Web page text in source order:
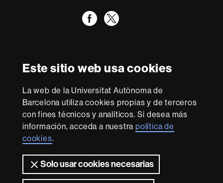
Este sitio web usa cookies
La web de la Universitat Autònoma de
Barcelona utiliza cookies propias y de terceros
con fines técnicos y analíticos. Si desea más
información, acceda a nuestrapolítica de
cookies.
Solo usar cookies necesarias
Facebook
Twitter
Excellence
Research
-
Euraxess
Con la financiación de
Sobre
esta
web Aviso legal Protección de datos